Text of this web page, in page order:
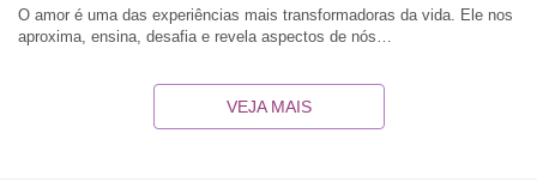
O amor é uma das experiências mais transformadoras da vida. Ele nos
aproxima, ensina, desafia e revela aspectos de nós…
VEJA MAIS